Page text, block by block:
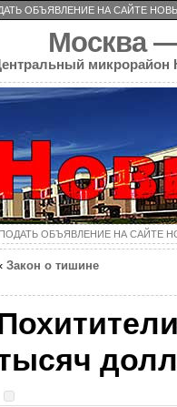
ОБЪЯВЛЕНИЕ НА САЙТЕ
Москва
ПОДАТЬ ОБЪЯВЛЕНИЕ НА САЙТЕ
Закон о тишине